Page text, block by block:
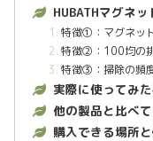
HUBATHマグネ
特徴①：マグネッ
特徴②：100均の
特徴③：掃除の頻
実際に使ってみ
他の製品と比べ
購入できる場所